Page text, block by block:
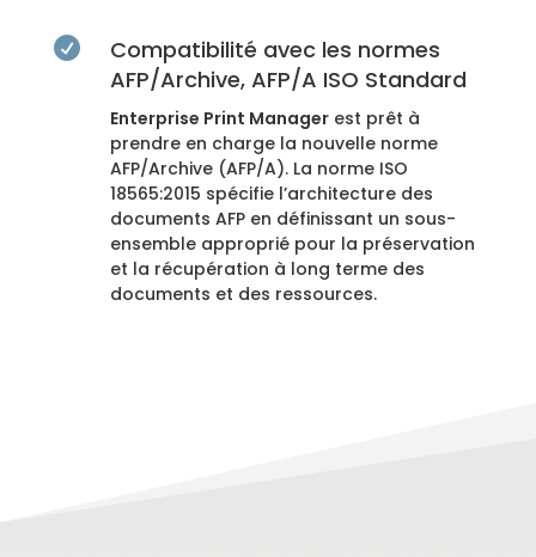

Compatibilité avec les normes
AFP/Archive, AFP/A ISO Standard
Enterprise Print Managerest prêt à
prendre en charge la nouvelle norme
AFP/Archive (AFP/A). La norme ISO
18565:2015 spécifie l’architecture des
documents AFP en définissant un sous-
ensemble approprié pour la préservation
et la récupération à long terme des
documents et des ressources.